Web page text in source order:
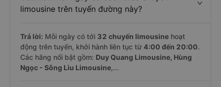
limousine trên tuyến đường này?
Trả lời: Mỗi ngày có tới 32 chuyến limousine hoạt
động trên tuyến, khởi hành liên tục từ4:00 đến 20:00.
Các hãng nổi bật gồm: Duy Quang Limousine, Hùng
Ngọc - Sông Lìu Limousine,...